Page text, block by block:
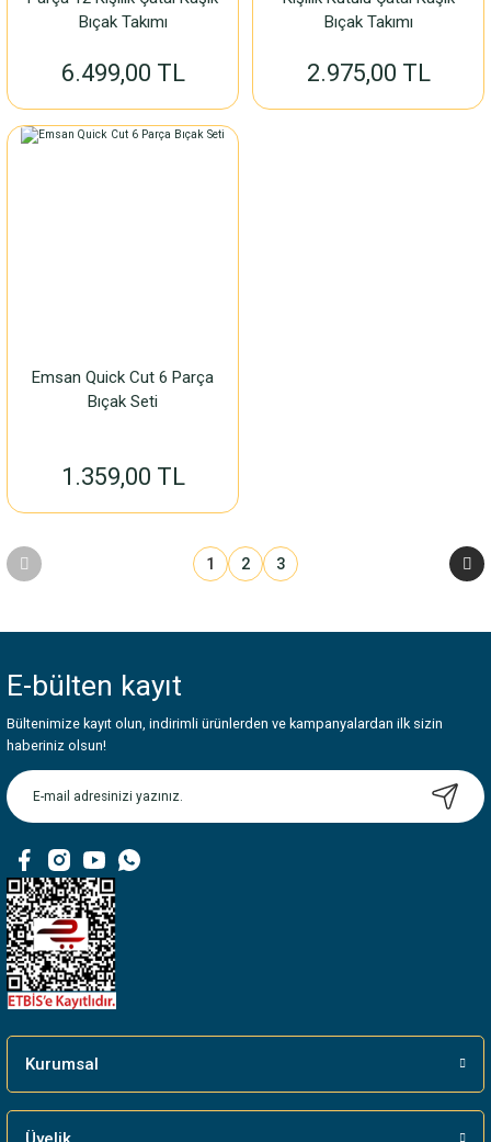
Bıçak Takımı
6.499,00 TL
Bıçak Takımı
2.975,00 TL
Emsan Quick Cut 6 Parça
Bıçak Seti
1.359,00 TL
1 2 3
E-bülten kayıt
Bültenimize kayıt olun, indirimli ürünlerden ve kampanyalardan ilk sizin
haberiniz olsun!
Kurumsal